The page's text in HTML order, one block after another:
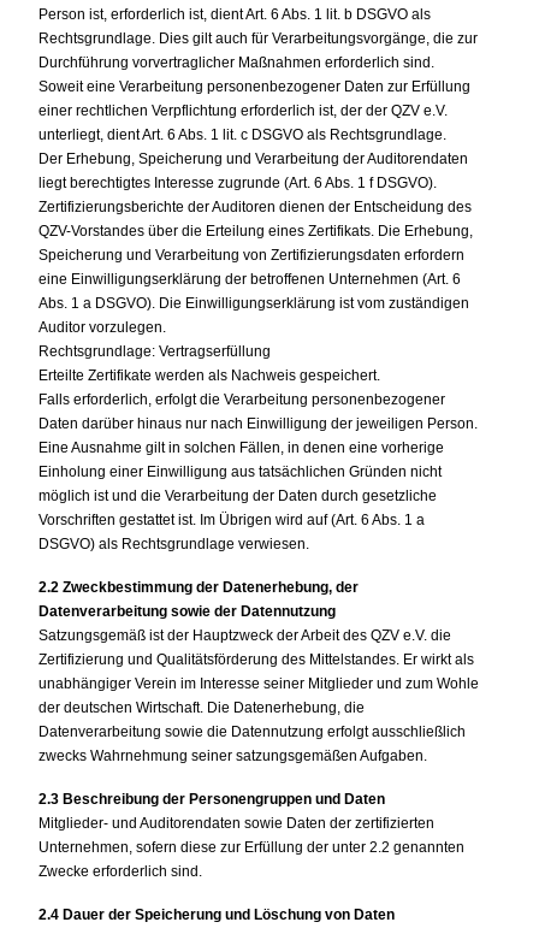
Person ist, erforderlich ist, dient Art. 6 Abs. 1 lit. b DSGVO als
Rechtsgrundlage. Dies gilt auch für Verarbeitungsvorgänge, die zur
Durchführung vorvertraglicher Maßnahmen erforderlich sind.
Soweit eine Verarbeitung personenbezogener Daten zur Erfüllung
einer rechtlichen Verpflichtung erforderlich ist, der der QZV e.V.
unterliegt, dient Art. 6 Abs. 1 lit. c DSGVO als Rechtsgrundlage.
Der Erhebung, Speicherung und Verarbeitung der Auditorendaten
liegt berechtigtes Interesse zugrunde (Art. 6 Abs. 1 f DSGVO).
Zertifizierungsberichte der Auditoren dienen der Entscheidung des
QZV-Vorstandes über die Erteilung eines Zertifikats. Die Erhebung,
Speicherung und Verarbeitung von Zertifizierungsdaten erfordern
eine Einwilligungserklärung der betroffenen Unternehmen (Art. 6
Abs. 1 a DSGVO). Die Einwilligungserklärung ist vom zuständigen
Auditor vorzulegen.
Rechtsgrundlage: Vertragserfüllung
Erteilte Zertifikate werden als Nachweis gespeichert.
Falls erforderlich, erfolgt die Verarbeitung personenbezogener
Daten darüber hinaus nur nach Einwilligung der jeweiligen Person.
Eine Ausnahme gilt in solchen Fällen, in denen eine vorherige
Einholung einer Einwilligung aus tatsächlichen Gründen nicht
möglich ist und die Verarbeitung der Daten durch gesetzliche
Vorschriften gestattet ist. Im Übrigen wird auf (Art. 6 Abs. 1 a
DSGVO) als Rechtsgrundlage verwiesen.
2.2 Zweckbestimmung der Datenerhebung, der
Datenverarbeitung sowie der Datennutzung
Satzungsgemäß ist der Hauptzweck der Arbeit des QZV e.V. die
Zertifizierung und Qualitätsförderung des Mittelstandes. Er wirkt als
unabhängiger Verein im Interesse seiner Mitglieder und zum Wohle
der deutschen Wirtschaft. Die Datenerhebung, die
Datenverarbeitung sowie die Datennutzung erfolgt ausschließlich
zwecks Wahrnehmung seiner satzungsgemäßen Aufgaben.
2.3 Beschreibung der Personengruppen und Daten
Mitglieder- und Auditorendaten sowie Daten der zertifizierten
Unternehmen, sofern diese zur Erfüllung der unter 2.2 genannten
Zwecke erforderlich sind.
2.4 Dauer der Speicherung und Löschung von Daten